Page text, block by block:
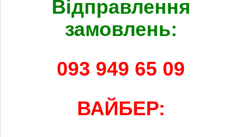
Відправлення
замовлень:
093 949 65 09
ВАЙБЕР: